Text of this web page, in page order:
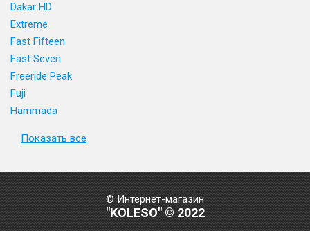
Dakar HD
Extreme
Fast Fifteen
Fast Seven
Freeride Peak
Fuji
Hammada
Показать все
© Интернет-магазин
"KOLESO" © 2022